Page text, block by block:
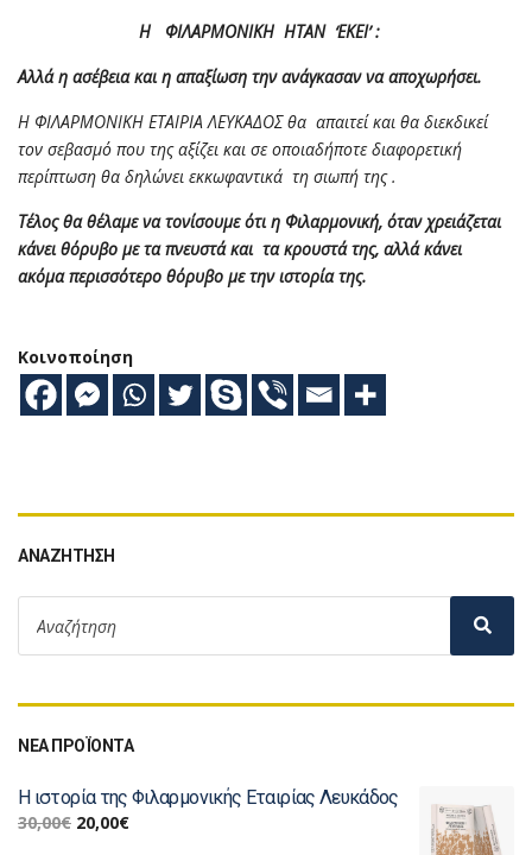
Η ΦΙΛΑΡΜΟΝΙΚΗ ΗΤΑΝ ‘ΕΚΕΙ’ :
Αλλά η ασέβεια και η απαξίωση την ανάγκασαν να αποχωρήσει.
Η ΦΙΛΑΡΜΟΝΙΚΗ ΕΤΑΙΡΙΑ ΛΕΥΚΑΔΟΣ θα απαιτεί και θα διεκδικεί
τον σεβασμό που της αξίζει και σε οποιαδήποτε διαφορετική
περίπτωση θα δηλώνει εκκωφαντικά τη σιωπή της .
Τέλος θα θέλαμε να τονίσουμε ότι η Φιλαρμονική, όταν χρειάζεται
κάνει θόρυβο με τα πνευστά και τα κρουστά της, αλλά κάνει
ακόμα περισσότερο θόρυβο με την ιστορία της.
Κοινοποίηση
ΑΝΑΖΉΤΗΣΗ
ΝΕΑ ΠΡΟΪΟΝΤΑ
Η ιστορία της Φιλαρμονικής Εταιρίας Λευκάδος
30,00€ 20,00€